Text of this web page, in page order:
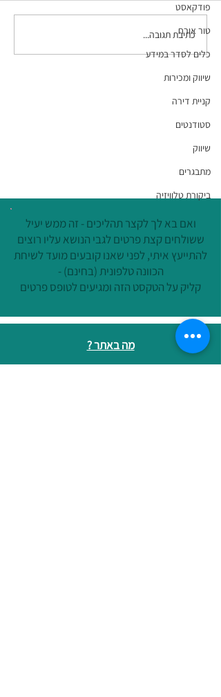
פודקאסט
טור אורח
כלים לסדר במידע
שיווק ומכירות
קניית דירה
סטודנטים
שיווק
מתבגרים
ביקורת טלוויזיה
המתקצבת: "שעות מחשב" -
לעשות מהטלפון
כתיבת תגובה...
ואם בא לך לקצר תהליכים - זה ממש יעיל
ששולחים קצת פרטים לגבי הנושא עליו רוצים
להתייעץ איתי, לפני שאנו קובעים מועד לשיחת
הכוונה טלפונית (בחינם) -
קליק על הטקסט הזה ומגיעים לטופס פרטים
מה באתר ?